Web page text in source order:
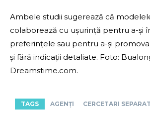
Ambele studii sugerează că
colaborează cu ușurință pentru a-și
preferințele sau pentru a-și
și fără indicații detaliate. Foto:
Dreamstime.com.
TAGS AGENȚI CERCETARI